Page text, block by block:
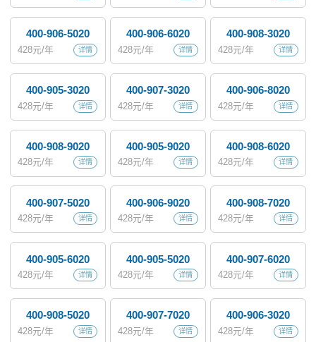
400-906-5020
详情
428元/年
400-906-6020
详情
428元/年
400-908-3020
详情
428元/年
400-905-3020
详情
428元/年
400-907-3020
详情
428元/年
400-906-8020
详情
428元/年
400-908-9020
详情
428元/年
400-905-9020
详情
428元/年
400-908-6020
详情
428元/年
400-907-5020
详情
428元/年
400-906-9020
详情
428元/年
400-908-7020
详情
428元/年
400-905-6020
详情
428元/年
400-905-5020
详情
428元/年
400-907-6020
详情
428元/年
400-908-5020
详情
428元/年
400-907-7020
详情
428元/年
400-906-3020
详情
428元/年